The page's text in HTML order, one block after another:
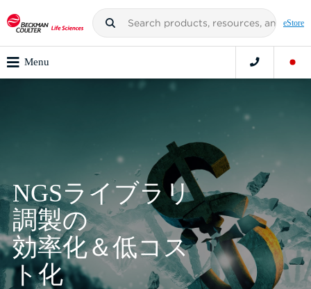
eStore
Menu
NGSライブラリ
調製の
効率化＆低コス
ト化